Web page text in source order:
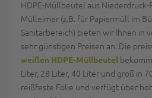
HDPE-Müllbeutel aus
Mülleimer (z.B. für Papiermüll im
Sanitärbereich) bieten wir Ihnen in
sehr günstigen Preisen an. Die
weißen HDPE-Müllbeutel
Liter, 28 Liter, 40 Liter und groß in
reißfeste Folie und verfügt über